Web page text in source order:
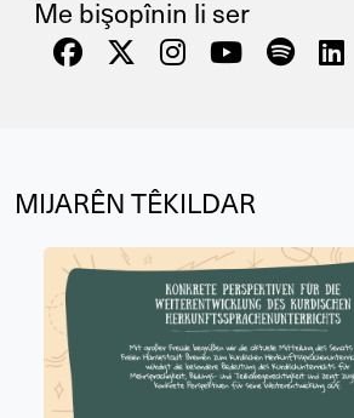
Me bişopînin li ser
MIJARÊN TÊKILDAR